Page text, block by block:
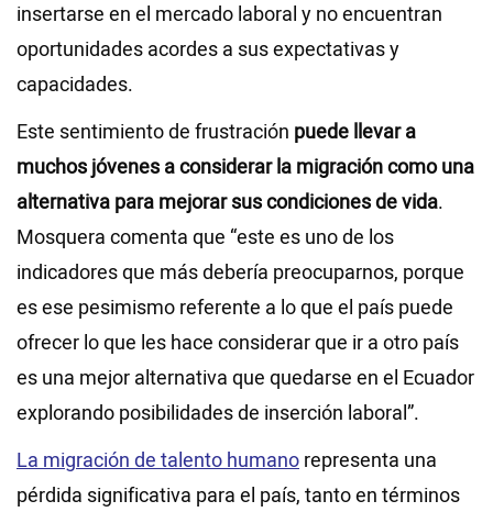
insertarse en el mercado laboral y no encuentran
oportunidades acordes a sus expectativas y
capacidades.
Este sentimiento de frustración puede llevar a
muchos jóvenes a considerar la migración como una
alternativa para mejorar sus condiciones de vida.
Mosquera comenta que “este es uno de los
indicadores que más debería preocuparnos, porque
es ese pesimismo referente a lo que el país puede
ofrecer lo que les hace considerar que ir a otro país
es una mejor alternativa que quedarse en el Ecuador
explorando posibilidades de inserción laboral”.
La migración de talento humano representa una
pérdida significativa para el país, tanto en términos